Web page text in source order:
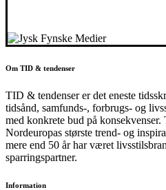
Om TID & tendenser
TID & tendenser er det eneste
tidsånd, samfunds-, forbrugs- og
med konkrete bud på
Nordeuropas største trend- og
mere end 50 år har været
sparringspartner.
Information